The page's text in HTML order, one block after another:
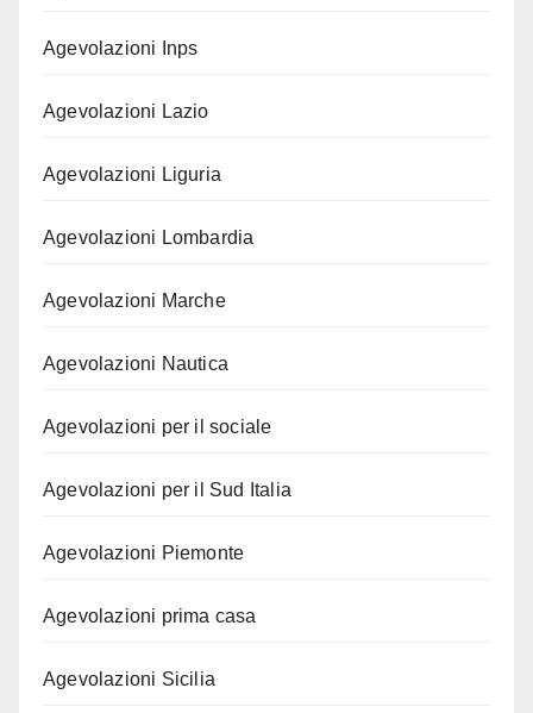
Agevolazioni Inps
Agevolazioni Lazio
Agevolazioni Liguria
Agevolazioni Lombardia
Agevolazioni Marche
Agevolazioni Nautica
Agevolazioni per il sociale
Agevolazioni per il Sud Italia
Agevolazioni Piemonte
Agevolazioni prima casa
Agevolazioni Sicilia